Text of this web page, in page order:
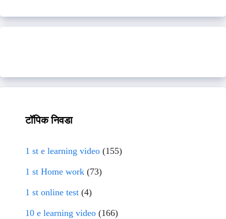
टॉपिक निवडा
1 st e learning video (155)
1 st Home work (73)
1 st online test (4)
10 e learning video (166)